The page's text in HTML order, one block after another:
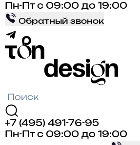
Пн-Пт с 09:00 до 19:00
Обратный звонок
+7 (495) 491-76-95
Пн-Пт с 09:00 до 19:00